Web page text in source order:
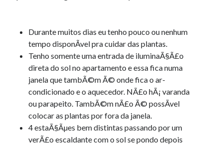
Durante muitos dias eu tenho pouco ou nenhum
tempo disponÃ­vel pra cuidar das plantas.
Tenho somente uma entrada de iluminaÃ§Ã£o
direta do sol no apartamento e essa fica numa
janela que tambÃ©m Ã© onde fica o ar-
condicionado e o aquecedor. NÃ£o hÃ¡ varanda
ou parapeito. TambÃ©m nÃ£o Ã© possÃ­vel
colocar as plantas por fora da janela.
4 estaÃ§Ãµes bem distintas passando por um
verÃ£o escaldante com o sol se pondo depois